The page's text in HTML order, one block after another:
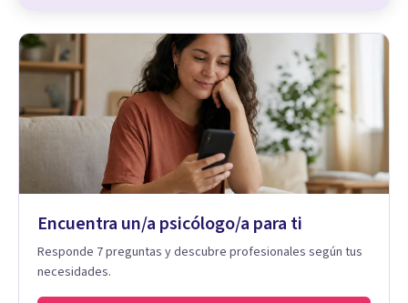
Encuentra un/a psicólogo/a para ti
Responde 7 preguntas y descubre profesionales según tus
necesidades.